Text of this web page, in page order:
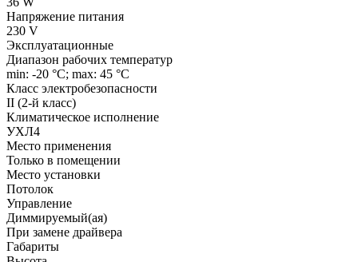
Напряжение питания
230 V
Эксплуатационные
Диапазон рабочих температур
min: -20 °C; max: 45 °C
Класс электробезопасности
II (2-й класс)
Климатическое исполнение
УХЛ4
Место применения
Только в помещении
Место установки
Потолок
Управление
Диммируемый(ая)
При замене драйвера
Габариты